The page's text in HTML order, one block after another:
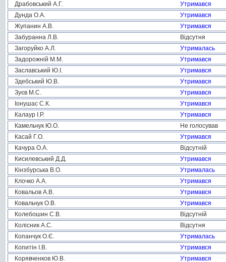
Драбовський А.Г.
Утримався
Дунда О.А.
Утримався
Жупанин А.В.
Утримався
Забуранна Л.В.
Відсутня
Загоруйко А.Л.
Утрималась
Задорожній М.М.
Утримався
Заславський Ю.І.
Утримався
Здебський Ю.В.
Утримався
Зуєв М.С.
Утримався
Іонушас С.К.
Утримався
Калаур І.Р.
Утримався
Камельчук Ю.О.
Не голосував
Касай Г.О.
Утримався
Качура О.А.
Відсутній
Кисилевський Д.Д.
Утримався
Кінзбурська В.О.
Утрималась
Клочко А.А.
Утримався
Ковальов А.В.
Утримався
Ковальчук О.В.
Утримався
Колебошин С.В.
Відсутній
Колісник А.С.
Відсутня
Копанчук О.Є.
Утрималась
Копитін І.В.
Утримався
Корявченков Ю.В.
Утримався